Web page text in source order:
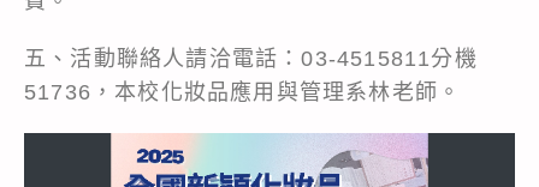
五、活動聯絡人請洽電話：03-4515811分機
51736，本校化妝品應用與管理系林老師。